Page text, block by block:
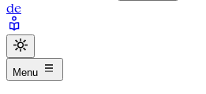
de
Menu